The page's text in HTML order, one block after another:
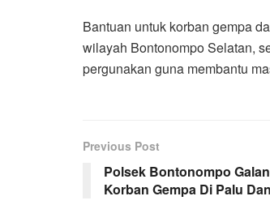
Bantuan untuk korban gempa
wilayah Bontonompo Selatan,
pergunakan guna membantu
Previous Post
Polsek Bontonompo
Korban Gempa Di Palu